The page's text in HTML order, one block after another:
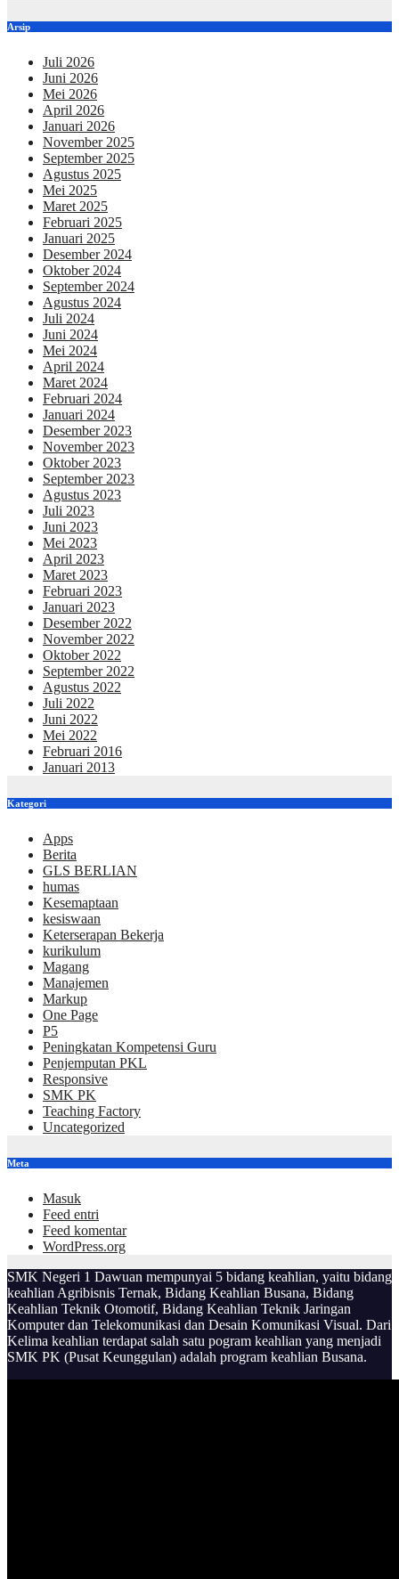
Arsip
Juli 2026
Juni 2026
Mei 2026
April 2026
Januari 2026
November 2025
September 2025
Agustus 2025
Mei 2025
Maret 2025
Februari 2025
Januari 2025
Desember 2024
Oktober 2024
September 2024
Agustus 2024
Juli 2024
Juni 2024
Mei 2024
April 2024
Maret 2024
Februari 2024
Januari 2024
Desember 2023
November 2023
Oktober 2023
September 2023
Agustus 2023
Juli 2023
Juni 2023
Mei 2023
April 2023
Maret 2023
Februari 2023
Januari 2023
Desember 2022
November 2022
Oktober 2022
September 2022
Agustus 2022
Juli 2022
Juni 2022
Mei 2022
Februari 2016
Januari 2013
Kategori
Apps
Berita
GLS BERLIAN
humas
Kesemaptaan
kesiswaan
Keterserapan Bekerja
kurikulum
Magang
Manajemen
Markup
One Page
P5
Peningkatan Kompetensi Guru
Penjemputan PKL
Responsive
SMK PK
Teaching Factory
Uncategorized
Meta
Masuk
Feed entri
Feed komentar
WordPress.org
SMK Negeri 1 Dawuan mempunyai 5 bidang keahlian, yaitu bidang
keahlian Agribisnis Ternak, Bidang Keahlian Busana, Bidang
Keahlian Teknik Otomotif, Bidang Keahlian Teknik Jaringan
Komputer dan Telekomunikasi dan Desain Komunikasi Visual. Dari
Kelima keahlian terdapat salah satu pogram keahlian yang menjadi
SMK PK (Pusat Keunggulan) adalah program keahlian Busana.